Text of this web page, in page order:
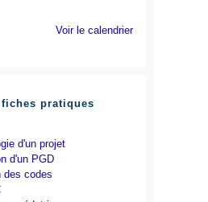
Voir le calendrier
fiches pratiques
d'un projet
d'un PGD
des codes